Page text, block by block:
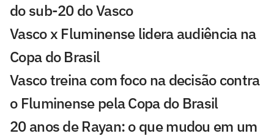
do sub-20 do Vasco
Vasco x Fluminense lidera audiência na
Copa do Brasil
Vasco treina com foco na decisão contra
o Fluminense pela Copa do Brasil
20 anos de Rayan: o que mudou em um